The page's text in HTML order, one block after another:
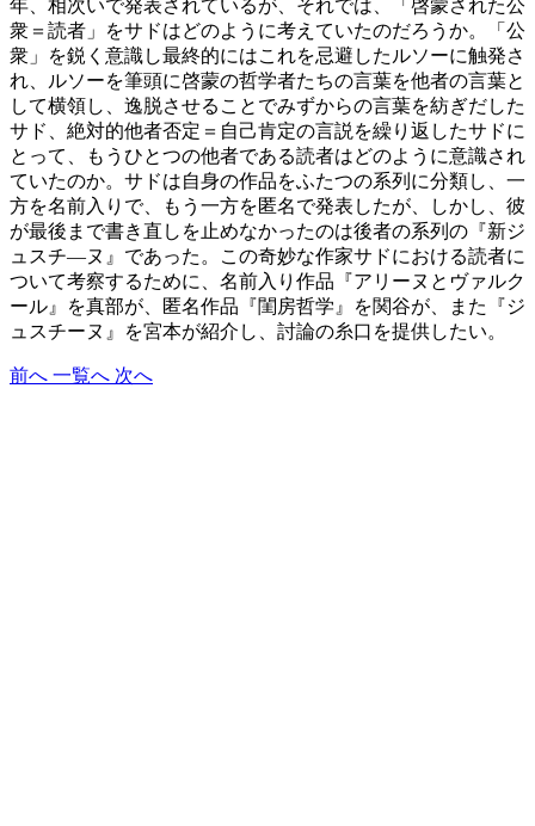
年、相次いで発表されているが、それでは、「啓蒙された公
衆＝読者」をサドはどのように考えていたのだろうか。「公
衆」を鋭く意識し最終的にはこれを忌避したルソーに触発さ
れ、ルソーを筆頭に啓蒙の哲学者たちの言葉を他者の言葉と
して横領し、逸脱させることでみずからの言葉を紡ぎだした
サド、絶対的他者否定＝自己肯定の言説を繰り返したサドに
とって、もうひとつの他者である読者はどのように意識され
ていたのか。サドは自身の作品をふたつの系列に分類し、一
方を名前入りで、もう一方を匿名で発表したが、しかし、彼
が最後まで書き直しを止めなかったのは後者の系列の『新ジ
ュスチ―ヌ』であった。この奇妙な作家サドにおける読者に
ついて考察するために、名前入り作品『アリーヌとヴァルク
ール』を真部が、匿名作品『閨房哲学』を関谷が、また『ジ
ュスチーヌ』を宮本が紹介し、討論の糸口を提供したい。
前へ 一覧へ 次へ